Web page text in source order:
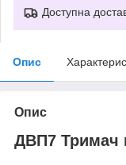
Доступна
Опис
Опис
ДВП7 Тримач